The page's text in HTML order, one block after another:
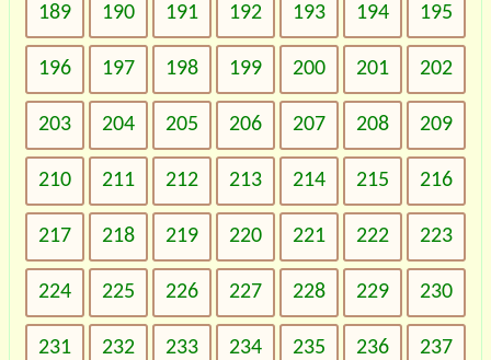
189 190 191 192 193 194 195
196 197 198 199 200 201 202
203 204 205 206 207 208 209
210 211 212 213 214 215 216
217 218 219 220 221 222 223
224 225 226 227 228 229 230
231 232 233 234 235 236 237